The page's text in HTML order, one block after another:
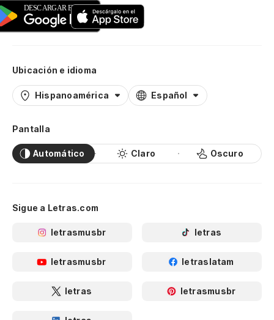
Ubicación e idioma
Hispanoamérica Español
Pantalla
Automático Claro Oscuro
Sigue a Letras.com
letrasmusbr letras
letrasmusbr letraslatam
letras letrasmusbr